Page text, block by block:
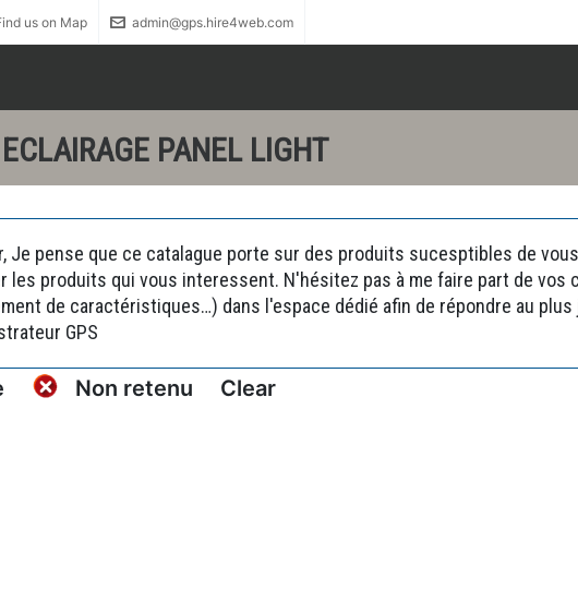
us on Map admin@gps.hire4web.com
PANEL LIGHT
Non retenu Clear
Je pense que ce catalague porte sur des produits sucesptibles de
les produits qui vous interessent. N'hésitez pas à me faire part de vos
de caractéristiques…) dans l'espace dédié afin de répondre au
GPS